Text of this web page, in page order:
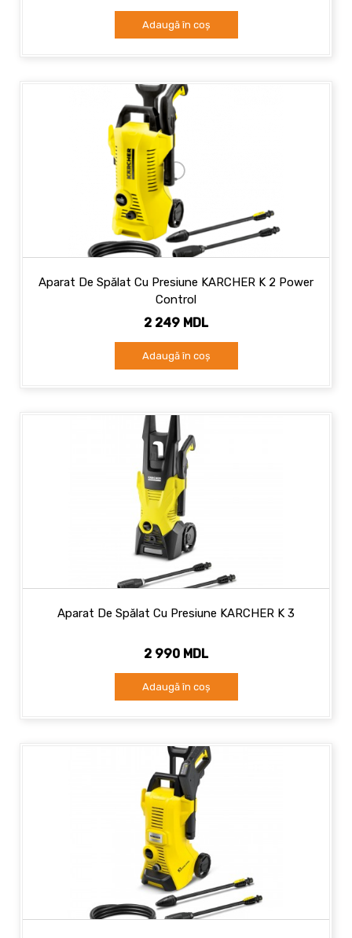
Adaugă în coș
Aparat De Spălat Cu Presiune KARCHER K 2 Power
Control
2 249 MDL
Adaugă în coș
Aparat De Spălat Cu Presiune KARCHER K 3
2 990 MDL
Adaugă în coș